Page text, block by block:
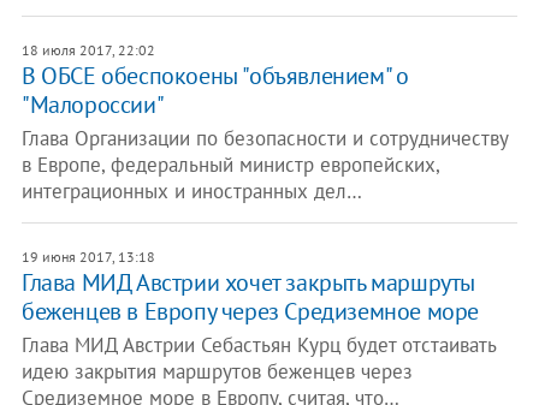
18 июля 2017, 22:02
В ОБСЕ обеспокоены "объявлением" о
"Малороссии"
Глава Организации по безопасности и сотрудничеству
в Европе, федеральный министр европейских,
интеграционных и иностранных дел…
19 июня 2017, 13:18
Глава МИД Австрии хочет закрыть маршруты
беженцев в Европу через Средиземное море
Глава МИД Австрии Себастьян Курц будет отстаивать
идею закрытия маршрутов беженцев через
Средиземное море в Европу, считая, что…